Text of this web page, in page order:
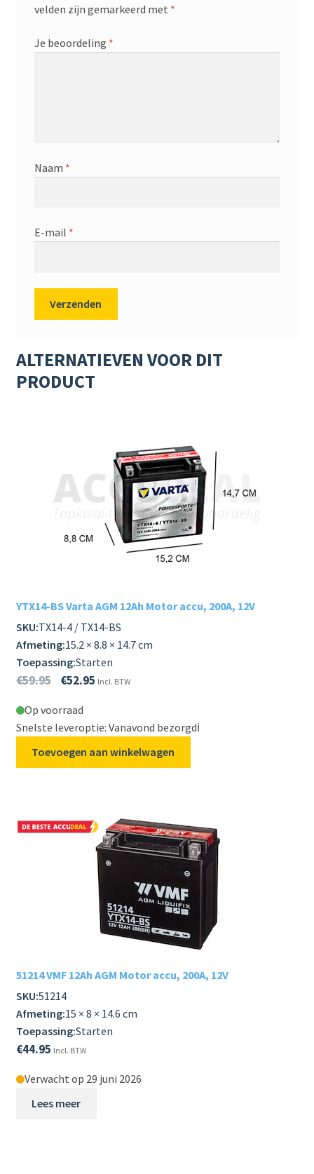
velden zijn gemarkeerd met *
Je beoordeling *
Naam *
E-mail *
ALTERNATIEVEN VOOR DIT
PRODUCT
YTX14-BS Varta AGM 12Ah Motor accu, 200A, 12V
SKU:TX14-4 / TX14-BS
Afmeting:15.2 × 8.8 × 14.7 cm
Toepassing:Starten
€59.95 €52.95 Incl. BTW
Op voorraad
Snelste leveroptie: Vanavond bezorgdℹ️
Toevoegen aan winkelwagen
51214 VMF 12Ah AGM Motor accu, 200A, 12V
SKU:51214
Afmeting:15 × 8 × 14.6 cm
Toepassing:Starten
€44.95 Incl. BTW
Verwacht op 29 juni 2026
Lees meer